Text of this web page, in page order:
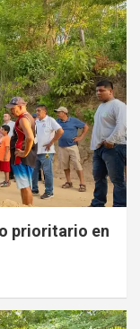
prioritario en